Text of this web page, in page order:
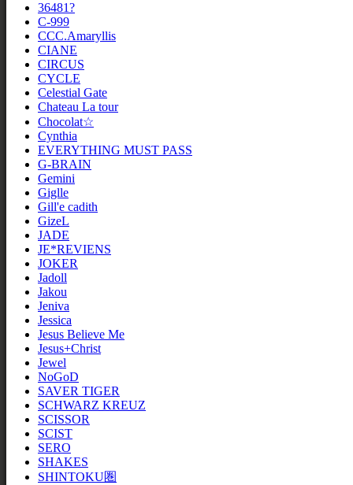
36481?
C-999
CCC.Amaryllis
CIANE
CIRCUS
CYCLE
Celestial Gate
Chateau La tour
Chocolat☆
Cynthia
EVERYTHING MUST PASS
G-BRAIN
Gemini
Giglle
Gill'e cadith
GizeL
JADE
JE*REVIENS
JOKER
Jadoll
Jakou
Jeniva
Jessica
Jesus Believe Me
Jesus+Christ
Jewel
NoGoD
SAVER TIGER
SCHWARZ KREUZ
SCISSOR
SCIST
SERO
SHAKES
SHINTOKU圏